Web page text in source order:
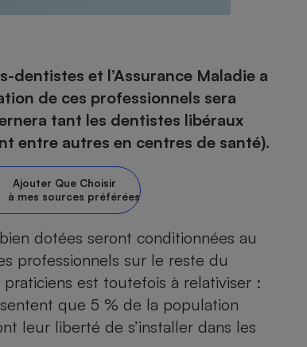
dentistes et l’Assurance Maladie a
de ces professionnels sera
tant les dentistes libéraux
entre autres en centres de santé).
Ajouter Que Choisir
à mes sources préférées
dotées seront conditionnées au
professionnels sur le reste du
est toutefois à relativiser :
que 5 % de la population
leur liberté de s’installer dans les
Foie gras
choisir une
Assurance vie
Lave-vaisselle
Ordinateur portable
Poêle à granulés
Aide auditive
Crème solaire